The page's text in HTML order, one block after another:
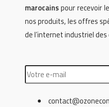
marocainspour recevoir
nos produits, les offres
de l’internet industriel